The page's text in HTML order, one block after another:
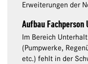
Erweiterungen der
Aufbau
Im Bereich
(Pumpwerke,
etc.) fehlt in der